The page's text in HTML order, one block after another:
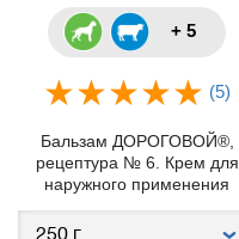
+ 5
(5)
Бальзам ДОРОГОВОЙ®,
рецептура № 6. Крем для
наружного применения